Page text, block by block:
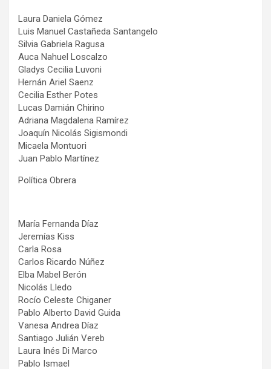
Laura Daniela Gómez
Luis Manuel Castañeda Santangelo
Silvia Gabriela Ragusa
Auca Nahuel Loscalzo
Gladys Cecilia Luvoni
Hernán Ariel Saenz
Cecilia Esther Potes
Lucas Damián Chirino
Adriana Magdalena Ramírez
Joaquín Nicolás Sigismondi
Micaela Montuori
Juan Pablo Martínez
Política Obrera
María Fernanda Díaz
Jeremías Kiss
Carla Rosa
Carlos Ricardo Núñez
Elba Mabel Berón
Nicolás Lledo
Rocío Celeste Chiganer
Pablo Alberto David Guida
Vanesa Andrea Díaz
Santiago Julián Vereb
Laura Inés Di Marco
Pablo Ismael